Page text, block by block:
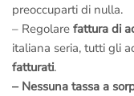
preoccuparti di nulla.
– Regolare fattura di
italiana seria, tutti gli
fatturati.
– Nessuna tassa a